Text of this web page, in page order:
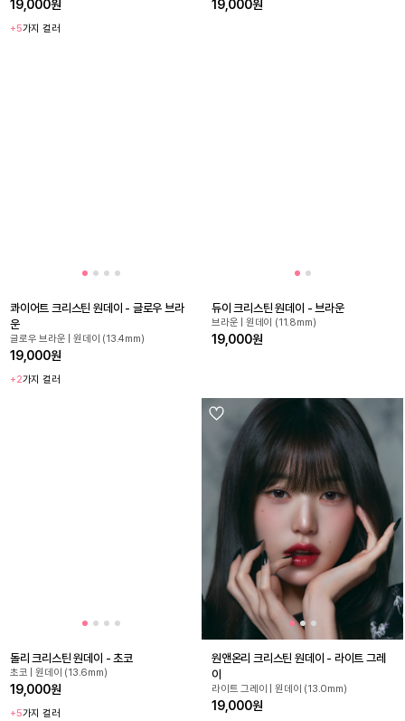
19,000원
+5가지 컬러
19,000원
콰이어트 크리스틴 원데이 - 글로우 브라
운
글로우 브라운 | 원데이 (13.4mm)
19,000원
+2가지 컬러
듀이 크리스틴 원데이 - 브라운
브라운 | 원데이 (11.8mm)
19,000원
돌리 크리스틴 원데이 - 초코
초코 | 원데이 (13.6mm)
19,000원
+5가지 컬러
원앤온리 크리스틴 원데이 - 라이트 그레
이
라이트 그레이 | 원데이 (13.0mm)
19,000원